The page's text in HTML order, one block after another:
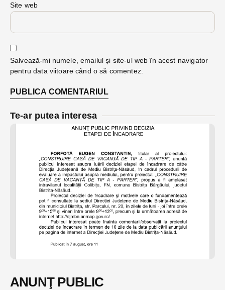
Site web
Salvează-mi numele, emailul și site-ul web în acest navigator
pentru data viitoare când o să comentez.
Te-ar putea interesa
ANUNŢ PUBLIC